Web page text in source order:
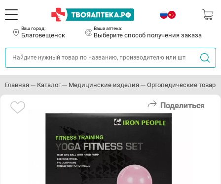
Ваш город:
Благовещенск
Ваша аптека:
Выберите способ получения заказа
Главная Каталог Медицинские изделия Ортопедические товары
Поделиться